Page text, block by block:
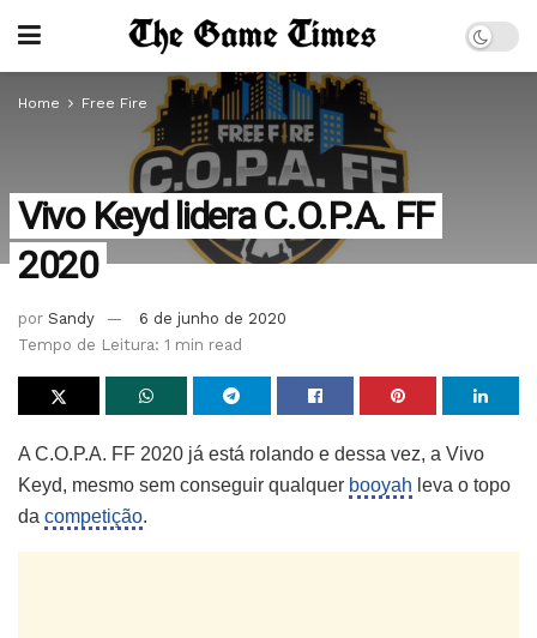
Home Free Fire
Vivo Keyd lidera C.O.P.A. FF
2020
por Sandy
6 de junho de 2020
Tempo de Leitura: 1 min read
A C.O.P.A. FF 2020 já está rolando e dessa vez, a Vivo
Keyd, mesmo sem conseguir qualquer booyah leva o topo
da competição.